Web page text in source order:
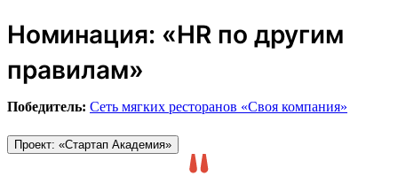
Номинация: «HR по другим
правилам»
Победитель: Сеть мягких ресторанов «Своя компания»
Проект: «Стартап Академия»